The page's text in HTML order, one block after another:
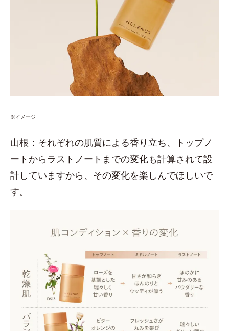
※イメージ
山根：それぞれの肌質による香り立ち、トップノ
ートからラストノートまでの変化も計算されて設
計していますから、その変化を楽しんでほしいで
す。